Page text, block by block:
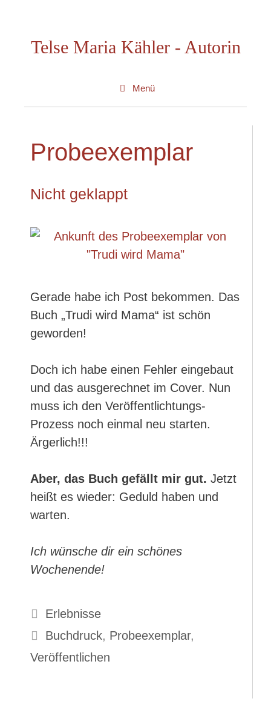
springenTelse Maria Kähler - Autorin
Menü
Probeexemplar
Nicht geklappt
Gerade habe ich Post bekommen. Das
Buch „Trudi wird Mama“ ist schön
geworden!
Doch ich habe einen Fehler eingebaut
und das ausgerechnet im Cover. Nun
muss ich den Veröffentlichtungs-
Prozess noch einmal neu starten.
Ärgerlich!!!
Aber, das Buch gefällt mir gut. Jetzt
heißt es wieder: Geduld haben und
warten.
Ich wünsche dir ein schönes
Wochenende!
Kategorien
Erlebnisse
Schlagwörter
Buchdruck, Probeexemplar,
Veröffentlichen